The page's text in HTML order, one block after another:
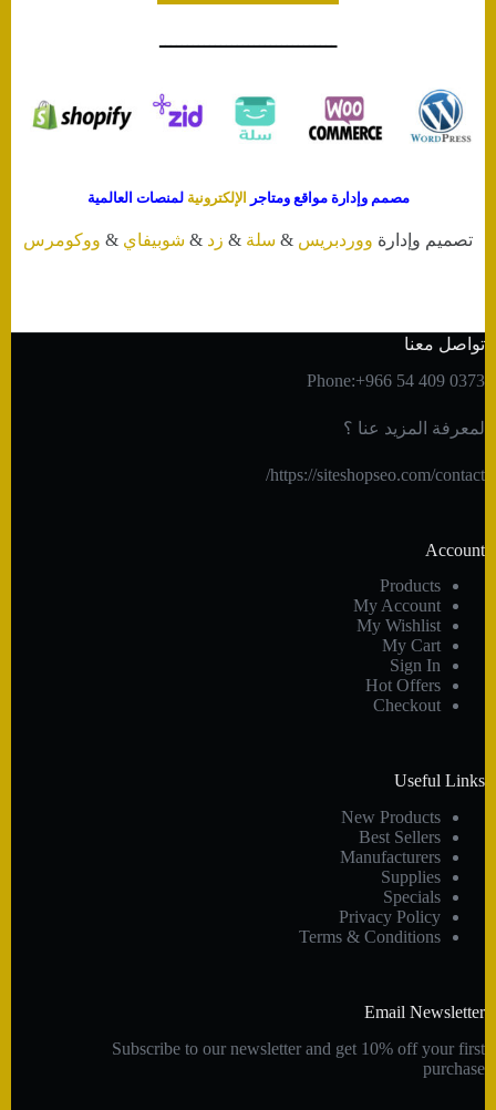
ــــــــــــــــــــــــــــــــ
مصمم وإدارة مواقع ومتاجر الإلكترونية لمنصات العالمية
تصميم وإدارة ووردبريس & سلة & زد & شوبيفاي & ووكومرس
تواصل معنا
Phone:+966 54 409 0373
لمعرفة المزيد عنا ؟
https://siteshopseo.com/contact/
Account
Products
My Account
My Wishlist
My Cart
Sign In
Hot Offers
Checkout
Useful Links
New Products
Best Sellers
Manufacturers
Supplies
Specials
Privacy Policy
Terms & Conditions
Email Newsletter
Subscribe to our newsletter and get 10% off your first
purchase